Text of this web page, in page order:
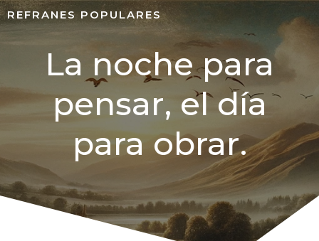
REFRANES POPULARES
La noche para
pensar, el día
para obrar.